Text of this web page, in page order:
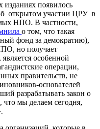
изданиях появилось
открытом участии ЦРУ в
НПО. В частности,
о том, что такая
фонд за демократию),
но получает
особенной
операции,
правительств, не
основателей
разрабатывать закон о
мы делаем сегодня,